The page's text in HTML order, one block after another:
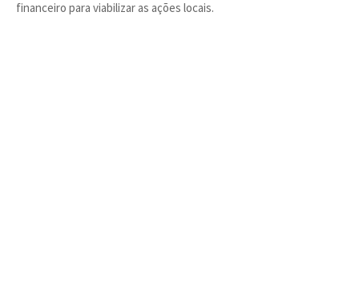
financeiro para viabilizar as ações locais.